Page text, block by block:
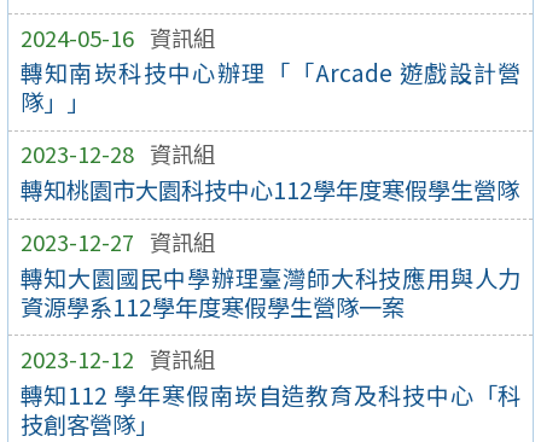
2024-05-16 資訊組
轉知南崁科技中心辦理「「Arcade 遊戲設計營
隊」」
2023-12-28 資訊組
轉知桃園市大園科技中心112學年度寒假學生營隊
2023-12-27 資訊組
轉知大園國民中學辦理臺灣師大科技應用與人力
資源學系112學年度寒假學生營隊一案
2023-12-12 資訊組
轉知112 學年寒假南崁自造教育及科技中心「科
技創客營隊」